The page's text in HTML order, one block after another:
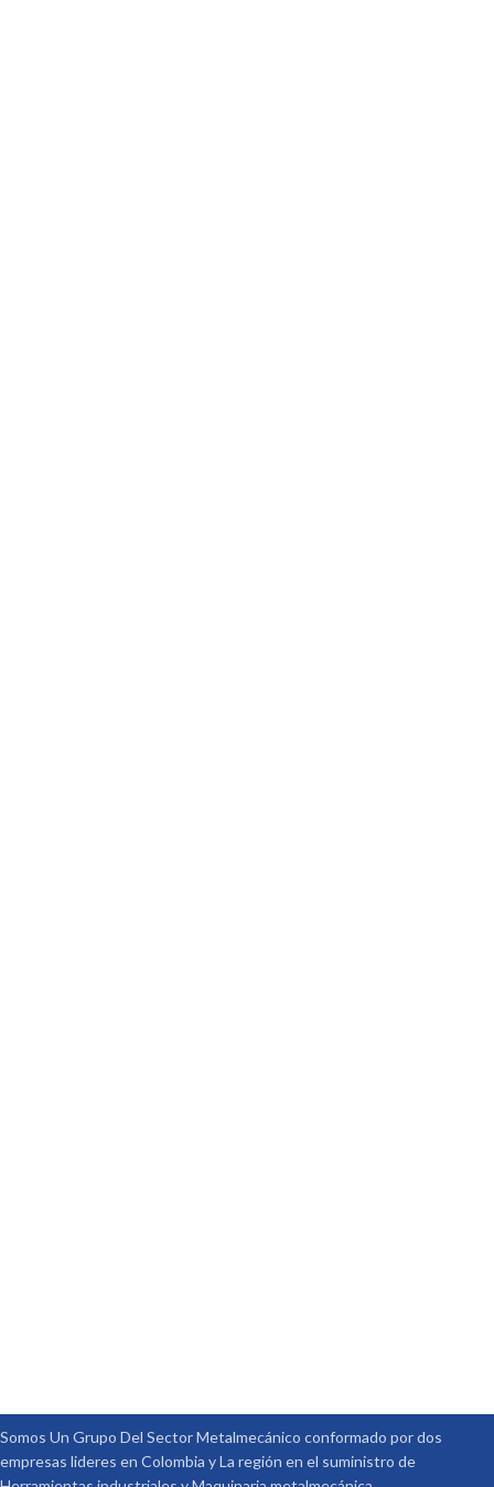
Somos Un Grupo Del Sector Metalmecánico conformado por dos
empresas lideres en Colombia y La región en el suministro de